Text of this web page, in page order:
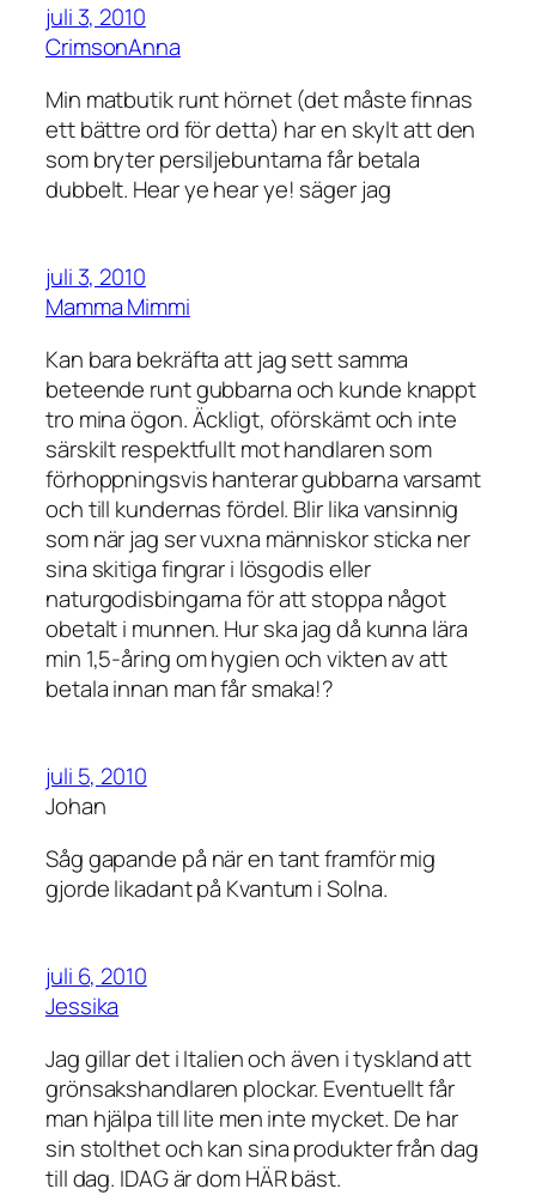
juli 3, 2010
CrimsonAnna
Min matbutik runt hörnet (det måste finnas
ett bättre ord för detta) har en skylt att den
som bryter persiljebuntarna får betala
dubbelt. Hear ye hear ye! säger jag
juli 3, 2010
Mamma Mimmi
Kan bara bekräfta att jag sett samma
beteende runt gubbarna och kunde knappt
tro mina ögon. Äckligt, oförskämt och inte
särskilt respektfullt mot handlaren som
förhoppningsvis hanterar gubbarna varsamt
och till kundernas fördel. Blir lika vansinnig
som när jag ser vuxna människor sticka ner
sina skitiga fingrar i lösgodis eller
naturgodisbingarna för att stoppa något
obetalt i munnen. Hur ska jag då kunna lära
min 1,5-åring om hygien och vikten av att
betala innan man får smaka!?
juli 5, 2010
Johan
Såg gapande på när en tant framför mig
gjorde likadant på Kvantum i Solna.
juli 6, 2010
Jessika
Jag gillar det i Italien och även i tyskland att
grönsakshandlaren plockar. Eventuellt får
man hjälpa till lite men inte mycket. De har
sin stolthet och kan sina produkter från dag
till dag. IDAG är dom HÄR bäst.